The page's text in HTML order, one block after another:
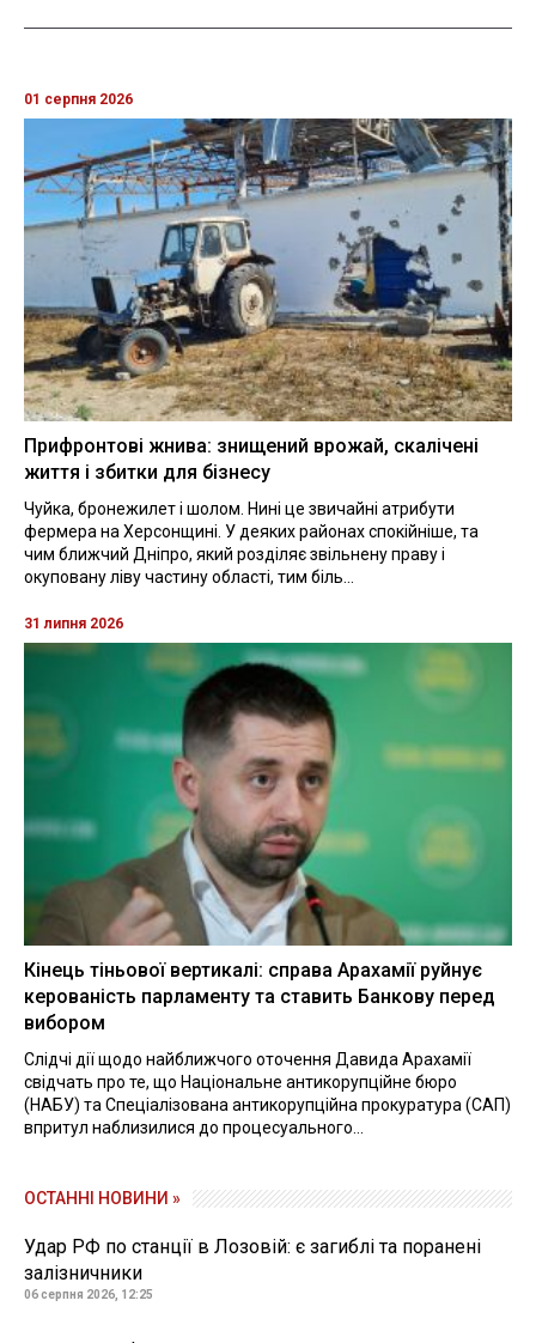
01 серпня 2026
Прифронтові жнива: знищений врожай, скалічені
життя і збитки для бізнесу
Чуйка, бронежилет і шолом. Нині це звичайні атрибути
фермера на Херсонщині. У деяких районах спокійніше, та
чим ближчий Дніпро, який розділяє звільнену праву і
окуповану ліву частину області, тим біль...
31 липня 2026
Кінець тіньової вертикалі: справа Арахамії руйнує
керованість парламенту та ставить Банкову перед
вибором
Слідчі дії щодо найближчого оточення Давида Арахамії
свідчать про те, що Національне антикорупційне бюро
(НАБУ) та Спеціалізована антикорупційна прокуратура (САП)
впритул наблизилися до процесуального...
ОСТАННІ НОВИНИ »
Удар РФ по станції в Лозовій: є загиблі та поранені
залізничники
06 серпня 2026, 12:25